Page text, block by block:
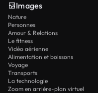
Images
Nature
Personnes
Amour & Relations
Le fitness
Vidéo aérienne
Alimentation et boissons
Voyage
Transports
La technologie
Zoom en arrière-plan virtuel